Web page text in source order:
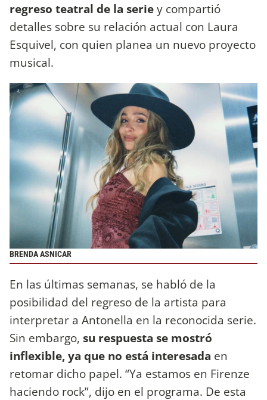
regreso teatral de la seriey compartió
detalles sobre su relación actual con Laura
Esquivel, con quien planea un nuevo proyecto
musical.
BRENDA ASNICAR
En las últimas semanas, se habló de la
posibilidad del regreso de la artista para
interpretar a Antonella en la reconocida serie.
Sin embargo, su respuesta se mostró
inflexible, ya que no está interesada en
retomar dicho papel. “Ya estamos en Firenze
haciendo rock”, dijo en el programa. De esta